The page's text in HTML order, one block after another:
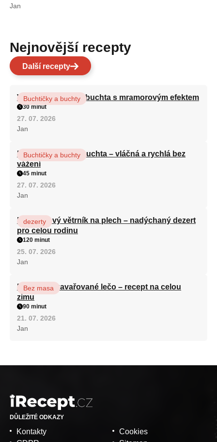
Jan
Nejnovější recepty
Další recepty
Vláčná olejová litá buchta s mramorovým efektem
Buchtičky a buchty
30 minut
27. 07. 2026
Jan
Hrnková maková buchta – vláčná a rychlá bez
vážení
Buchtičky a buchty
45 minut
27. 07. 2026
Jan
Karamelový větrník na plech – nadýchaný dezert
pro celou rodinu
dezerty
120 minut
25. 07. 2026
Jan
Babiččino zavařované lečo – recept na celou
zimu
Bez masa
90 minut
21. 07. 2026
Jan
DŮLEŽITÉ ODKAZY
Kontakty
Cookies